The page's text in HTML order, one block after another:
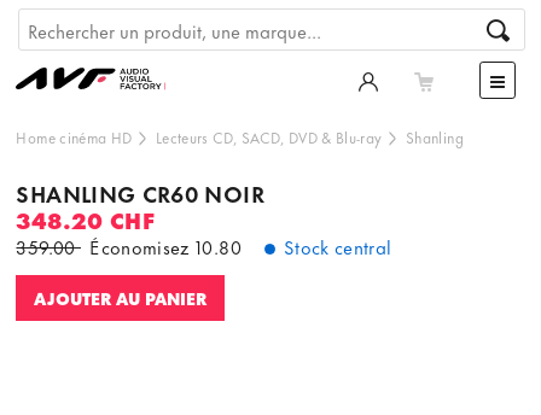
Home cinéma HD Lecteurs CD, SACD, DVD & Blu-ray Shanling
SHANLING CR60 NOIR
348.20 CHF
359.00 Économisez10.80 Stock central
AJOUTER AU PANIER